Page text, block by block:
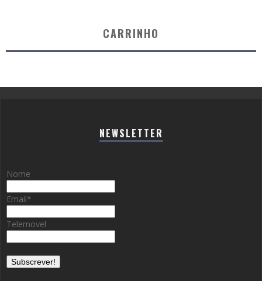
CARRINHO
NEWSLETTER
Nome
Email*
Telemovel